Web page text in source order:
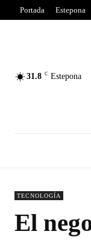
Portada Estepona
31.8 C Estepona
TECNOLOGÍA
El